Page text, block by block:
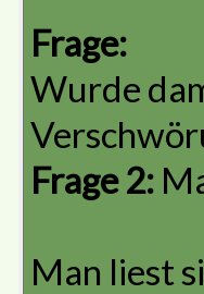
Frage:
Wurde
Frage 2:
Man liest